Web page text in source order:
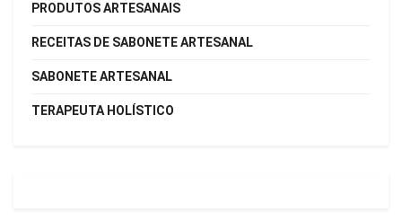
PRODUTOS ARTESANAIS
RECEITAS DE SABONETE ARTESANAL
SABONETE ARTESANAL
TERAPEUTA HOLÍSTICO